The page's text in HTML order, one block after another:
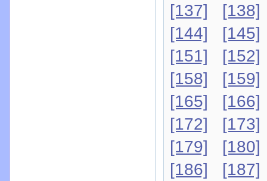
[137]
[138]
[144]
[145]
[151]
[152]
[158]
[159]
[165]
[166]
[172]
[173]
[179]
[180]
[186]
[187]